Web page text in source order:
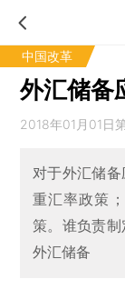
中国改革
外汇储备
2018年01月01日
对于外汇储
重汇率政策
策。谁负责
外汇储备